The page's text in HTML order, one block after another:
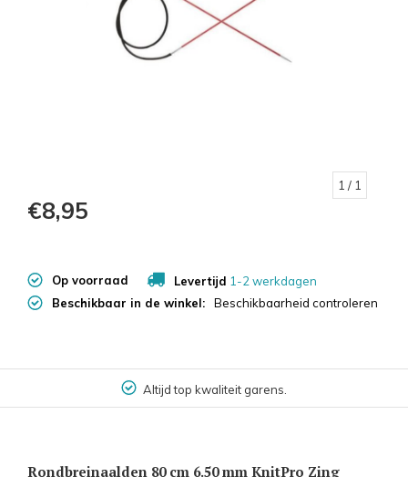
1 / 1
€8,95
Op voorraad Levertijd 1-2 werkdagen
Beschikbaar in de winkel:
Beschikbaarheid controleren
Altijd top kwaliteit garens.
Rondbreinaalden 80 cm 6.50 mm KnitPro Zing